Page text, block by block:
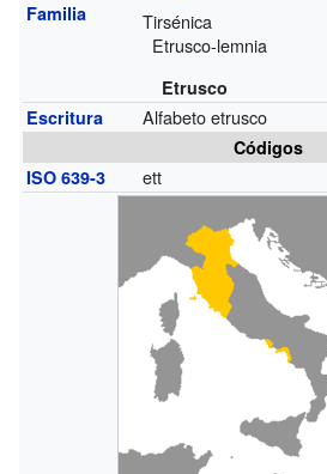
Familia
Tirsénica
Etrusco-lemnia
Etrusco
Escritura
Alfabeto etrusco
Códigos
ISO 639-3
ett